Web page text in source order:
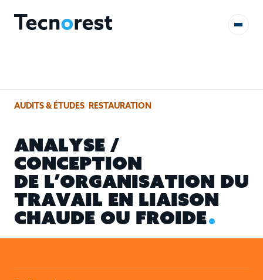
RÉFÉRENCES
CONTACT
AUDITS & ÉTUDES/ RESTAURATION
ANALYSE /
CONCEPTION
DE L’ORGANISATION DU
TRAVAIL EN LIAISON
CHAUDE OU FROIDE